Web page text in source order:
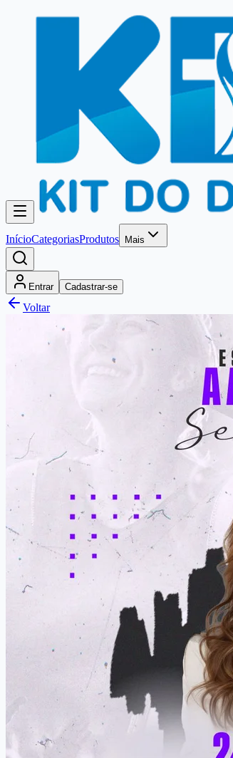
InícioCategoriasProdutos Mais
Entrar Cadastrar-se
Voltar